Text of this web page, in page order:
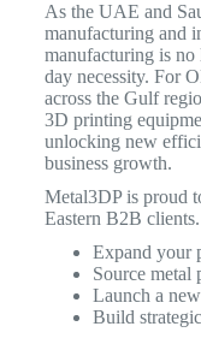
As the UAE and
manufacturing and
manufacturing is
day necessity. For
across the Gulf
3D printing
unlocking new
business growth.
Metal3DP is proud
Eastern B2B
Expand your
Source metal
Launch a
Build